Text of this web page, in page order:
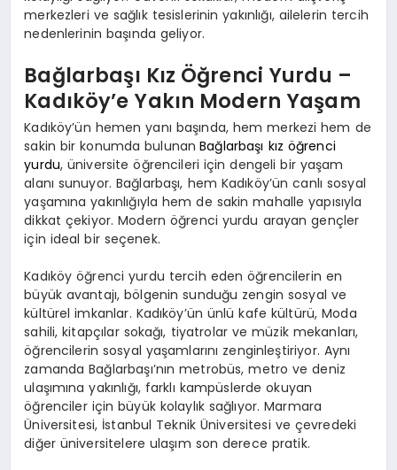
merkezleri ve sağlık tesislerinin yakınlığı, ailelerin tercih
nedenlerinin başında geliyor.
Bağlarbaşı Kız Öğrenci Yurdu –
Kadıköy’e Yakın Modern Yaşam
Kadıköy’ün hemen yanı başında, hem merkezi hem de
sakin bir konumda bulunan Bağlarbaşı kız öğrenci
yurdu, üniversite öğrencileri için dengeli bir yaşam
alanı sunuyor. Bağlarbaşı, hem Kadıköy’ün canlı sosyal
yaşamına yakınlığıyla hem de sakin mahalle yapısıyla
dikkat çekiyor. Modern öğrenci yurdu arayan gençler
için ideal bir seçenek.
Kadıköy öğrenci yurdu tercih eden öğrencilerin en
büyük avantajı, bölgenin sunduğu zengin sosyal ve
kültürel imkanlar. Kadıköy’ün ünlü kafe kültürü, Moda
sahili, kitapçılar sokağı, tiyatrolar ve müzik mekanları,
öğrencilerin sosyal yaşamlarını zenginleştiriyor. Aynı
zamanda Bağlarbaşı’nın metrobüs, metro ve deniz
ulaşımına yakınlığı, farklı kampüslerde okuyan
öğrenciler için büyük kolaylık sağlıyor. Marmara
Üniversitesi, İstanbul Teknik Üniversitesi ve çevredeki
diğer üniversitelere ulaşım son derece pratik.